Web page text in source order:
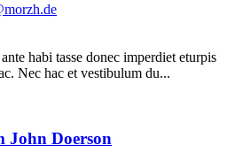
habi tasse donec imperdiet eturpis
Nec hac et vestibulum du...
John Doerson